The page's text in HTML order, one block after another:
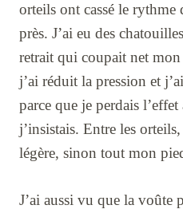
orteils ont cassé le rythme
près. J’ai eu des
retrait qui coupait net
j’ai réduit la pression et
parce que je perdais l’effet
j’insistais. Entre les
légère, sinon tout mon
J’ai aussi vu que la voûte